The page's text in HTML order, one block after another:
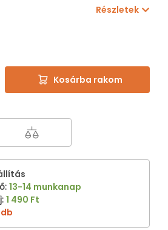
Részletek
Kosárba rakom
: 13-14 munkanap
: 1 490 Ft